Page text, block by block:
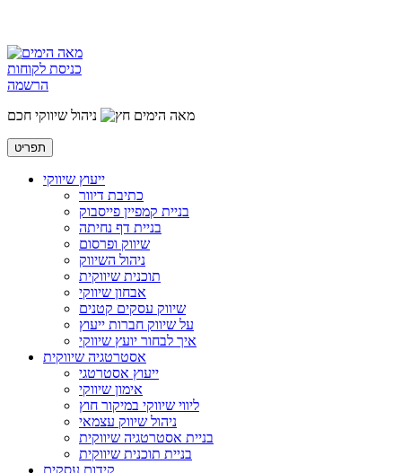
כניסת לקוחות
הרשמה
מאה הימים
ניהול שיווקי חכם
תפריט
ייעוץ שיווקי
כתיבת דיוור
בניית קמפיין פייסבוק
בניית דף נחיתה
שיווק ופרסום
ניהול השיווק
תוכנית שיווקית
אבחון שיווקי
שיווק עסקים קטנים
על שיווק חברות ייעוץ
איך לבחור יועץ שיווקי
אסטרטגיה שיווקית
ייעוץ אסטרטגי
אימון שיווקי
ליווי שיווקי במיקור חוץ
ניהול שיווק עצמאי
בניית אסטרטגיה שיווקית
בניית תוכנית שיווקית
קידום עסקים